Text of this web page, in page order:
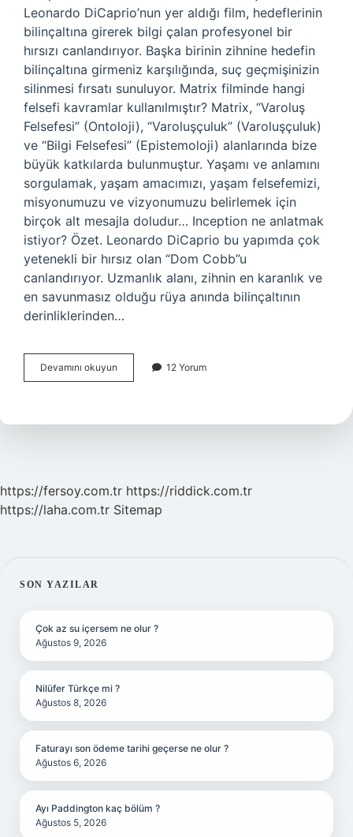
Leonardo DiCaprio’nun yer aldığı film, hedeflerinin
bilinçaltına girerek bilgi çalan profesyonel bir
hırsızı canlandırıyor. Başka birinin zihnine hedefin
bilinçaltına girmeniz karşılığında, suç geçmişinizin
silinmesi fırsatı sunuluyor. Matrix filminde hangi
felsefi kavramlar kullanılmıştır? Matrix, “Varoluş
Felsefesi” (Ontoloji), “Varoluşçuluk” (Varoluşçuluk)
ve “Bilgi Felsefesi” (Epistemoloji) alanlarında bize
büyük katkılarda bulunmuştur. Yaşamı ve anlamını
sorgulamak, yaşam amacımızı, yaşam felsefemizi,
misyonumuzu ve vizyonumuzu belirlemek için
birçok alt mesajla doludur… Inception ne anlatmak
istiyor? Özet. Leonardo DiCaprio bu yapımda çok
yetenekli bir hırsız olan “Dom Cobb”u
canlandırıyor. Uzmanlık alanı, zihnin en karanlık ve
en savunmasız olduğu rüya anında bilinçaltının
derinliklerinden…
Devamını okuyun Inception
Filminde
Kavramlar
12 Yorum
https://fersoy.com.tr https://riddick.com.tr
https://laha.com.tr Sitemap
SIDEBAR
SON YAZILAR
Çok az su içersem ne olur ?
Ağustos 9, 2026
Nilüfer Türkçe mi ?
Ağustos 8, 2026
Faturayı son ödeme tarihi geçerse ne olur ?
Ağustos 6, 2026
Ayı Paddington kaç bölüm ?
Ağustos 5, 2026